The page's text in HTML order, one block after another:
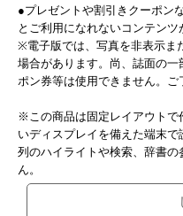
●プレゼントや割引きクーポン
とご利用になれないコンテンツ
※電子版では、写真を非表示ま
場合があります。尚、誌面の
ポン券等は使用できません。ご
※この商品は固定レイアウトで
いディスプレイを備えた端末
列のハイライトや検索、辞書
ん。